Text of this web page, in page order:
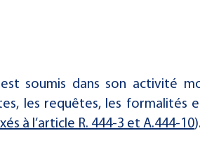
est soumis dans son
les requêtes, les formalités
à l’article R. 444-3 et A.444-10).